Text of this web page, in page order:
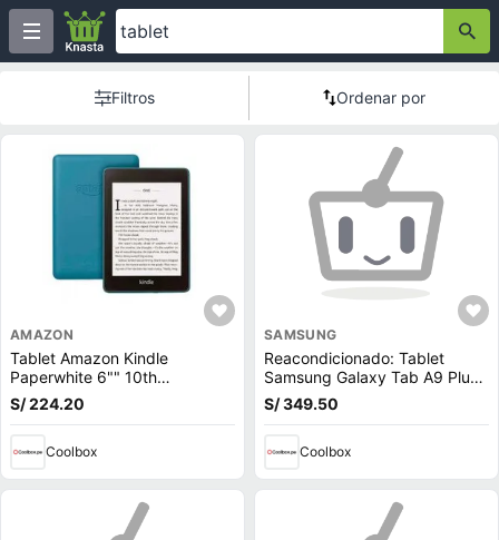
Filtros Ordenar por
AMAZON
Tablet Amazon Kindle
Paperwhite 6"" 10th
generación, 300ppp, sin
reflejos, 8GB, Versión con
S/ 224.20
Coolbox
SAMSUNG
Reacondicionado: Tablet
Samsung Galaxy Tab A9 Plus
11"" 64GB, 4GB RAM, cámara
principal 8MP y frontal 5MP,
S/ 349.50
Coolbox